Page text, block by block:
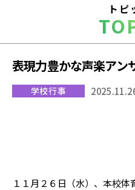
央
高
等
学
校
トピ
表現力豊かな声楽アン
学校行事
１１月２６日（水）、本校